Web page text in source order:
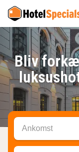
Bliv
Ankomst